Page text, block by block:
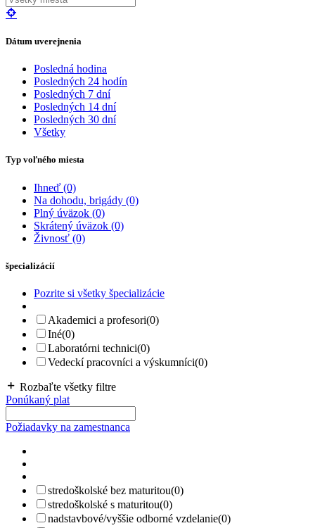
Dátum uverejnenia
Posledná hodina
Posledných 24 hodín
Posledných 7 dní
Posledných 14 dní
Posledných 30 dní
Všetky
Typ voľného miesta
Ihneď (0)
Na dohodu, brigády (0)
Plný úväzok (0)
Skrátený úväzok (0)
Živnosť (0)
špecializácií
Pozrite si všetky špecializácie
Akademici a profesori(0)
Iné(0)
Laboratórni technici(0)
Vedeckí pracovníci a výskumníci(0)
Rozbaľte všetky filtre
Ponúkaný plat
Požiadavky na zamestnanca
stredoškolské bez maturitou(0)
stredoškolské s maturitou(0)
nadstavbové/vyššie odborné vzdelanie(0)